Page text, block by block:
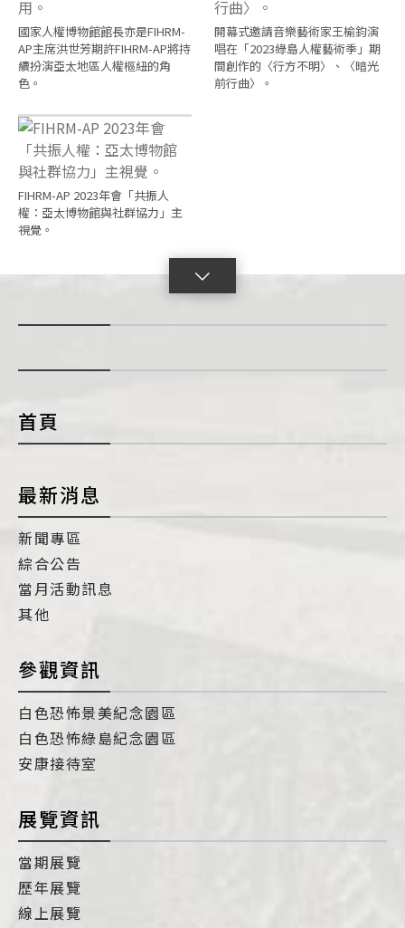
國家人權博物館館長亦是FIHRM-
AP主席洪世芳期許FIHRM-AP將持
續扮演亞太地區人權樞紐的角
色。
開幕式邀請音樂藝術家王榆鈞演
唱在「2023綠島人權藝術季」期
間創作的〈行方不明〉、〈暗光
前行曲〉。
FIHRM-AP 2023年會「共振人
權：亞太博物館與社群協力」主
視覺。
首頁
最新消息
新聞專區
綜合公告
當月活動訊息
其他
參觀資訊
白色恐怖景美紀念園區
白色恐怖綠島紀念園區
安康接待室
展覽資訊
當期展覽
歷年展覽
線上展覽